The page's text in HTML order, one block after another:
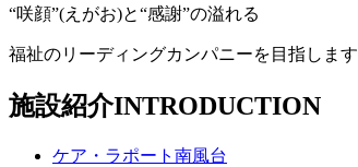
“咲顔”(えがお)と“感謝”の溢れる
福祉のリーディングカンパニーを目指します
施設紹介INTRODUCTION
ケア・ラポート南風台